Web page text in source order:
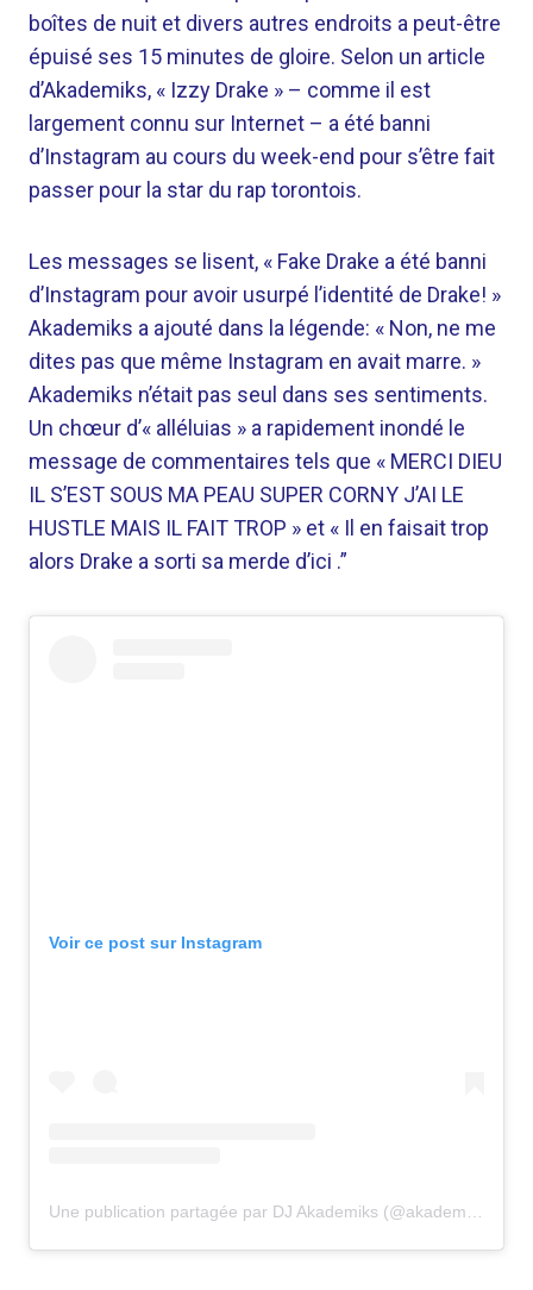
boîtes de nuit et divers autres endroits a peut-être
épuisé ses 15 minutes de gloire. Selon un article
d’Akademiks, « Izzy Drake » – comme il est
largement connu sur Internet – a été banni
d’Instagram au cours du week-end pour s’être fait
passer pour la star du rap torontois.
Les messages se lisent, « Fake Drake a été banni
d’Instagram pour avoir usurpé l’identité de Drake! »
Akademiks a ajouté dans la légende: « Non, ne me
dites pas que même Instagram en avait marre. »
Akademiks n’était pas seul dans ses sentiments.
Un chœur d’« alléluias » a rapidement inondé le
message de commentaires tels que « MERCI DIEU
IL S’EST SOUS MA PEAU SUPER CORNY J’AI LE
HUSTLE MAIS IL FAIT TROP » et « Il en faisait trop
alors Drake a sorti sa merde d’ici .”
Voir ce post sur Instagram